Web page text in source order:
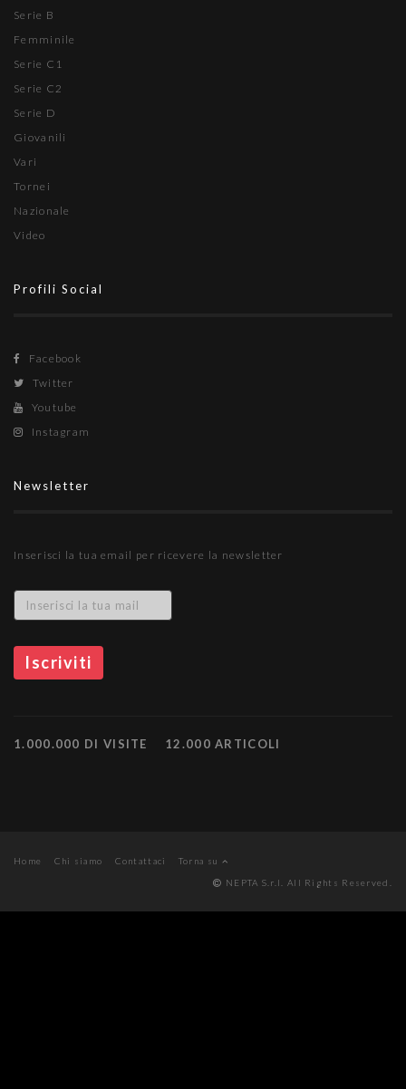
Serie B
Femminile
Serie C1
Serie C2
Serie D
Giovanili
Vari
Tornei
Nazionale
Video
Profili Social
Facebook
Twitter
Youtube
Instagram
Newsletter
Inserisci la tua email per ricevere la newsletter
1.000.000 DI VISITE 12.000 ARTICOLI
Home Chi siamo Contattaci
Torna su
NEPTA S.r.l. All Rights Reserved.